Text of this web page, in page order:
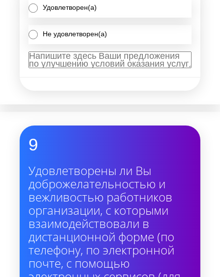
Удовлетворен(а)
Не удовлетворен(а)
9
Удовлетворены ли Вы
доброжелательностью и
вежливостью работников
организации, с которыми
взаимодействовали в
дистанционной форме (по
телефону, по электронной
почте, с помощью